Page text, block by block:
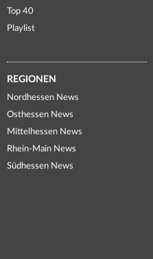
Top 40
Playlist
REGIONEN
Nordhessen News
Osthessen News
Mittelhessen News
Rhein-Main News
Südhessen News